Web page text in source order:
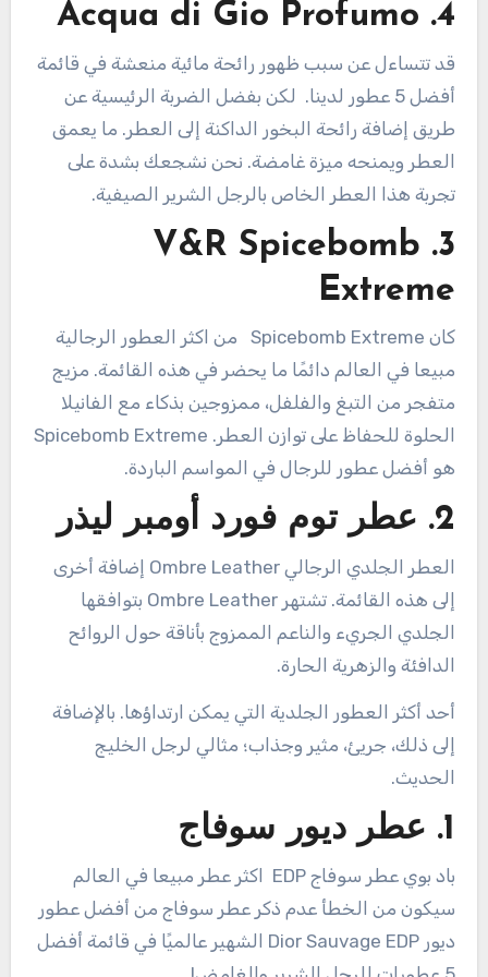
4. Acqua di Gio Profumo
قد تتساءل عن سبب ظهور رائحة مائية منعشة في قائمة
أفضل 5 عطور لدينا. لكن بفضل الضربة الرئيسية عن
طريق إضافة رائحة البخور الداكنة إلى العطر. ما يعمق
العطر ويمنحه ميزة غامضة. نحن نشجعك بشدة على
تجربة هذا العطر الخاص بالرجل الشرير الصيفية.
3. V&R Spicebomb
Extreme
كان Spicebomb Extreme من اكثر العطور الرجالية
مبيعا في العالم دائمًا ما يحضر في هذه القائمة. مزيج
متفجر من التبغ والفلفل، ممزوجين بذكاء مع الفانيلا
الحلوة للحفاظ على توازن العطر. Spicebomb Extreme
هو أفضل عطور للرجال في المواسم الباردة.
2. عطر توم فورد أومبر ليذر
العطر الجلدي الرجالي Ombre Leather إضافة أخرى
إلى هذه القائمة. تشتهر Ombre Leather بتوافقها
الجلدي الجريء والناعم الممزوج بأناقة حول الروائح
الدافئة والزهرية الحارة.
أحد أكثر العطور الجلدية التي يمكن ارتداؤها. بالإضافة
إلى ذلك، جريئ، مثير وجذاب؛ مثالي لرجل الخليج
الحديث.
1. عطر ديور سوفاج
باد بوي عطر سوفاج EDP اكثر عطر مبيعا في العالم
سيكون من الخطأ عدم ذكر عطر سوفاج من أفضل عطور
ديور Dior Sauvage EDP الشهير عالميًا في قائمة أفضل